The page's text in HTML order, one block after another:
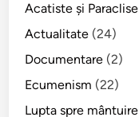
Acatiste şi Paraclise
Actualitate (24)
Documentare (2)
Ecumenism (22)
Lupta spre mântuire